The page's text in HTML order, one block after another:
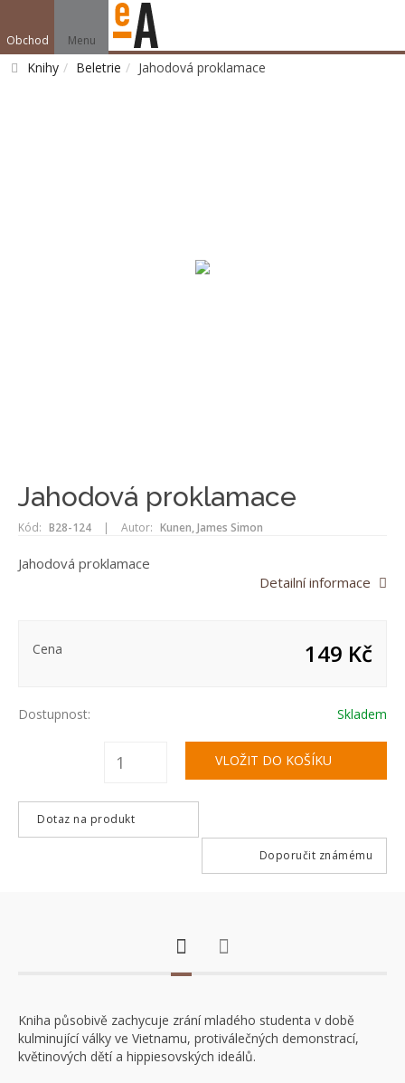
Obchod Menu
Knihy Beletrie Jahodová proklamace
Jahodová proklamace
Kód: B28-124 | Autor: Kunen, James Simon
Jahodová proklamace
Detailní informace
Cena 149 Kč
Dostupnost: Skladem
Dotaz na produkt
Doporučit známému
Kniha působivě zachycuje zrání mladého studenta v době
kulminující války ve Vietnamu, protiválečných demonstrací,
květinových dětí a hippiesovských ideálů.